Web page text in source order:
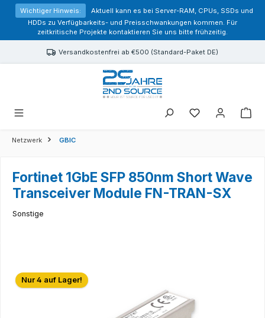
springen
Wichtiger Hinweis:
Aktuell kann es bei Server-RAM, CPUs, SSDs und
HDDs zu Verfügbarkeits- und Preisschwankungen kommen. Für
zeitkritische Projekte kontaktieren Sie uns bitte frühzeitig.
Versandkostenfrei ab €500 (Standard-Paket DE)
Sie haben 0
Netzwerk GBIC
Fortinet 1GbE SFP 850nm Short Wave
Transceiver Module FN-TRAN-SX
Sonstige
Bildergalerie überspringen
Nur 4 auf Lager!